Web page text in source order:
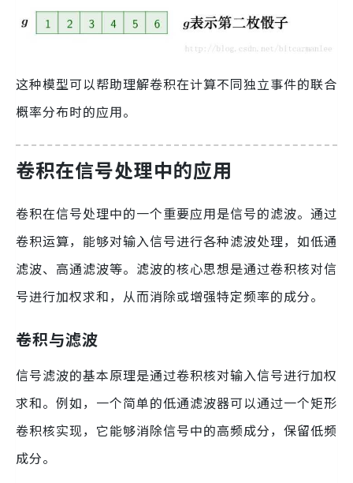
这种模型可以帮助理解卷积在计算不同独立事件的联合
概率分布时的应用。
卷积在信号处理中的应用
卷积在信号处理中的一个重要应用是信号的滤波。通过
卷积运算，能够对输入信号进行各种滤波处理，如低通
滤波、高通滤波等。滤波的核心思想是通过卷积核对信
号进行加权求和，从而消除或增强特定频率的成分。
卷积与滤波
信号滤波的基本原理是通过卷积核对输入信号进行加权
求和。例如，一个简单的低通滤波器可以通过一个矩形
卷积核实现，它能够消除信号中的高频成分，保留低频
成分。